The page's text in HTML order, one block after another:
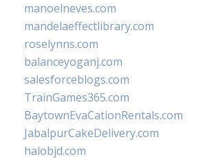
manoelneves.com
mandelaeffectlibrary.com
roselynns.com
balanceyoganj.com
salesforceblogs.com
TrainGames365.com
BaytownEvaCationRentals.com
JabalpurCakeDelivery.com
halobjd.com